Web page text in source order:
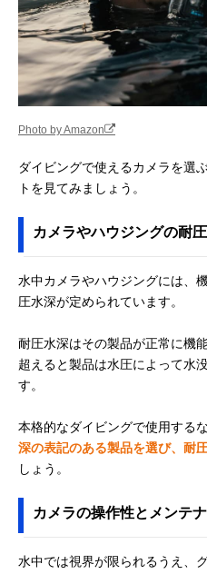
Photo by Amazon
ダイビングで使えるカメラを選
トを見てみましょう。
カメラやハウジングの耐
水中カメラやハウジングには、
圧水深が定められています。
耐圧水深はその製品が正常に機
超えると製品は水圧によって水
す。
本格的なダイビングで使用するな
深の表記のある製品を選び、耐
しょう。
カメラの操作性とメンテ
水中では視界が限られるうえ、